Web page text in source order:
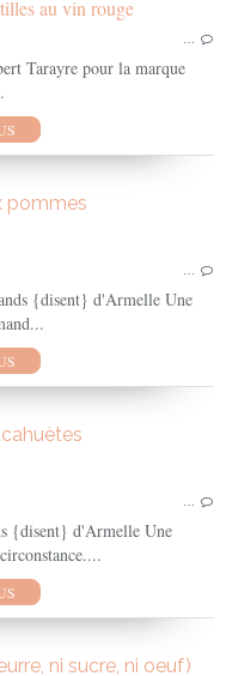
…
Tarayre pour la marque
pommes
…
{disent} d'Armelle Une
…
{disent} d'Armelle Une
ni sucre, ni oeuf)